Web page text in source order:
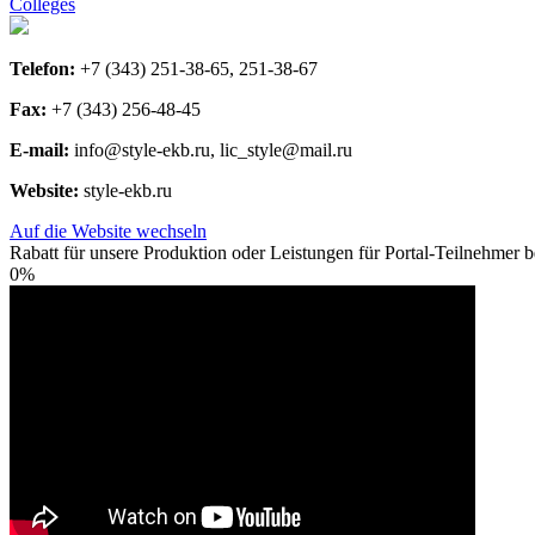
Telefon: +7 (343) 251-38-65, 251-38-67
Fax: +7 (343) 256-48-45
E-mail: info@style-ekb.ru, lic_style@mail.ru
Website: style-ekb.ru
Auf die Website wechseln
Rabatt für unsere Produktion oder Leistungen für Portal-Teilnehmer
0%